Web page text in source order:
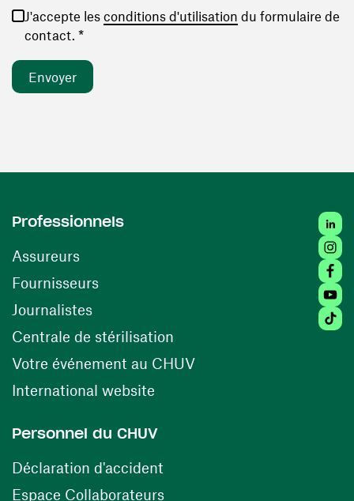
J'accepte les conditions d'utilisation (ouvre une
du formulaire de
contact. *
Professionnels
Assureurs
Fournisseurs(ouvre une nouvelle fenêtre)
Journalistes
Centrale de stérilisation (ouvre une nouvelle
Votre événement au CHUV(ouvre une nouvelle
International website
Personnel du CHUV
Déclaration d'accident
Espace Collaborateurs(ouvre une nouvelle fenêtre)